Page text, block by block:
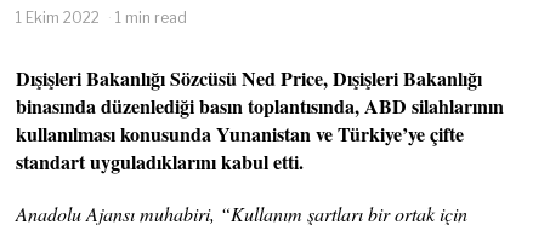
1 Ekim 2022 1 min read
Dışişleri Bakanlığı Sözcüsü Ned Price, Dışişleri Bakanlığı
binasında düzenlediği basın toplantısında, ABD silahlarının
kullanılması konusunda Yunanistan ve Türkiye’ye çifte
standart uyguladıklarını kabul etti.
Anadolu Ajansı muhabiri, “Kullanım şartları bir ortak için